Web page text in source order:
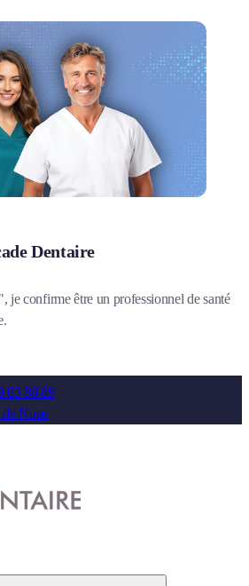
Dentaire
je confirme être un professionnel de santé
83 88 89
Nous